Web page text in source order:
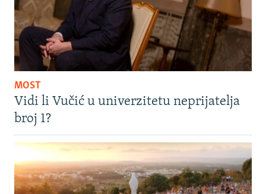
MOST
Vidi li Vučić u univerzitetu neprijatelja
broj 1?